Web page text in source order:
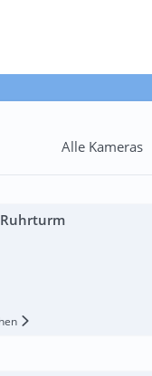
Alle Kameras
Ruhrturm